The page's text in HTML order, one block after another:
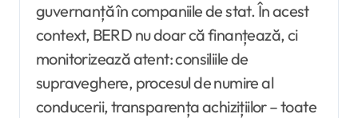
guvernanță în companiile de stat. În acest
context, BERD nu doar că finanțează, ci
monitorizează atent: consiliile de
supraveghere, procesul de numire al
conducerii, transparența achizițiilor – toate